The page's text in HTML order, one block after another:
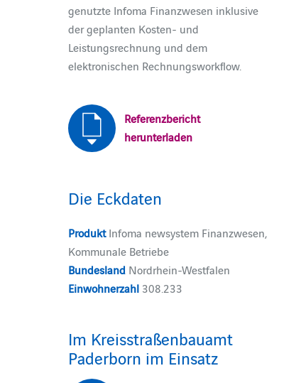
genutzte Infoma Finanzwesen inklusive
der geplanten Kosten- und
Leistungsrechnung und dem
elektronischen Rechnungsworkflow.
Referenzbericht
herunterladen
Die Eckdaten
ProduktInfoma newsystem Finanzwesen,
Kommunale Betriebe
BundeslandNordrhein-Westfalen
Einwohnerzahl308.233
Im Kreisstraßenbauamt
Paderborn im Einsatz